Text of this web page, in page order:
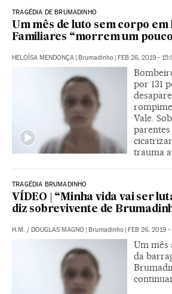
TRAGÉDIA DE BRUMADINHO
Um mês de luto sem corpo
Familiares “morrem um pouco
HELOÍSA MENDONÇA | Brumadinho | FEB 26, 2019 -
por 131
Vale.
trauma
TRAGÉDIA BRUMADINHO
VÍDEO | “Minha vida vai ser
diz sobrevivente de
H.M. / DOUGLAS MAGNO | Brumadinho | FEB 26, 2019 -
Um mês
da